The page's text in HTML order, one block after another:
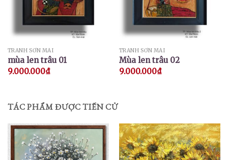
TRANH SƠN MÀI
mùa len trâu 01
9.000.000₫
TRANH SƠN MÀI
Mùa len trâu 02
9.000.000₫
TÁC PHẨM ĐƯỢC TIẾN CỬ